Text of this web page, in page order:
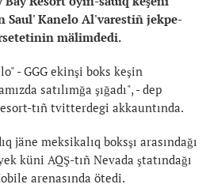
Saul' Kanelo Al'varestiñ jekpe-
mälimdedi.
- GGG ekinşi boks keşin
satılımğa şığadı", - dep
tıñ tvitterdegi akkauntında.
jäne meksikalıq boksşı arasındağı
küni AQŞ-tıñ Nevada ştatındağı
arenasında ötedi.